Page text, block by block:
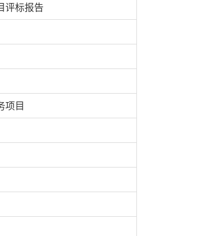
评标报告
项目